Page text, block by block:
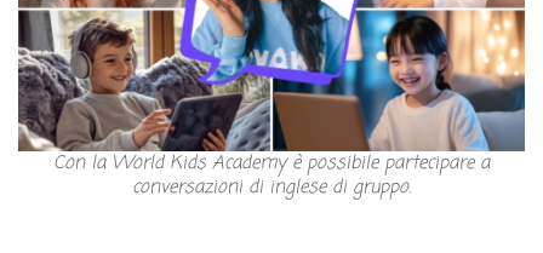
Con la World Kids Academy è possibile partecipare a
conversazioni di inglese di gruppo.